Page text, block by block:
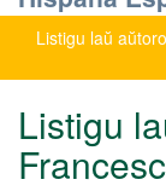
Listigu laŭ aŭtoro
Listigu